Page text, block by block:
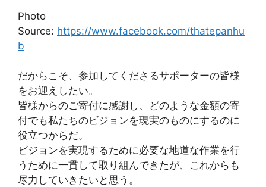
Photo
Source: https://www.facebook.com/thatepanhu
b
だからこそ、参加してくださるサポーターの皆様
をお迎えしたい。
皆様からのご寄付に感謝し、どのような金額の寄
付でも私たちのビジョンを現実のものにするのに
役立つからだ。
ビジョンを実現するために必要な地道な作業を行
うために一貫して取り組んできたが、これからも
尽力していきたいと思う。